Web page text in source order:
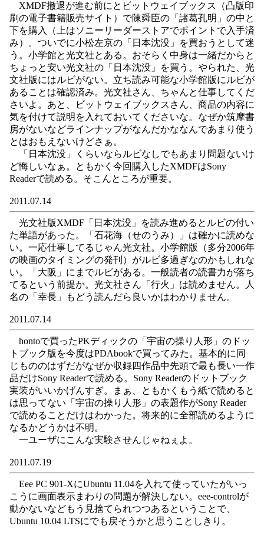
XMDF撤退が進む前にとビットウェイブックス（凸版印
刷の電子書籍販売サイト）で陳舜臣の「諸葛孔明」の中と
下を購入（上はソニーリーダーストアでポイントで入手済
み）。ついでに小松左京の「日本沈没」を買おうとして迷
う。小学館と光文社とある。おそらく中身は一緒だからと
ちょっと安い光文社の「日本沈没」を買う。やられた、光
文社版にはルビがない。立ち読み可能な小学館版にルビが
あることは確認済み。光文社さん、ちゃんと仕事してくだ
さいよ。あと、ビットウェイブックスさん、商品の内容に
気を付けて説明を入れておいてくださいな。なぜか筑摩書
房がないなどラインナップがなんだかななんであまり使う
とはおもえないけどさぁ。
「日本沈没」くらいならルビなしでもあまり問題ないけ
ど悔しいなぁ。ともかく今回購入したXMDFはSony
Readerで読める。そこんところが重要。
2011.07.14
光文社版XMDF「日本沈没」を読み進めるとルビの付い
た単語があった。「石花海（せのうみ）」は確かに読めな
い。一応仕事してるじゃん光文社。小学館版（多分2006年
の映画のタイミングの発刊）がルビ多過ぎなのかもしれな
い。「大阪」にまでルビがある。一般読者の読書力が落ち
てるという前提か。光文社さん「行火」は読めません。人
名の「幸長」もどう読んだら良いかはわかりません。
2011.07.14
hontoで買ったPKディックの「宇宙の操り人形」のドッ
トブック版を今度はPDAbookで買ってみた。基本的に同
じもののはずだがなぜか収録四作品中先頭で最も長い一作
品だけSony Readerで読める。Sony Readerのドットブック
実装がいいかげんすぎ。まぁ、ともかくもう紙で読めると
は思ってない「宇宙の操り人形」の表題作がSony Reader
で読めることだけはわかった。将来的に全部読めるように
なるかどうかは不明。
一ユーザにこんな実験させんじゃねぇよ。
2011.07.19
Eee PC 901-XにUbuntu 11.04を入れて使っていたがいっ
こうに画面表示まわりの問題が解決しない。eee-controlが
動かないなどもう見捨てられつつあるということで、
Ubuntu 10.04 LTSにでも戻そうかと思うことしきり。